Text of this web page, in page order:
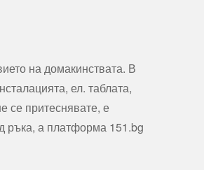
на домакинствата. В
ел. таблата,
се притеснявате, е
ръка, а платформа 151.bg